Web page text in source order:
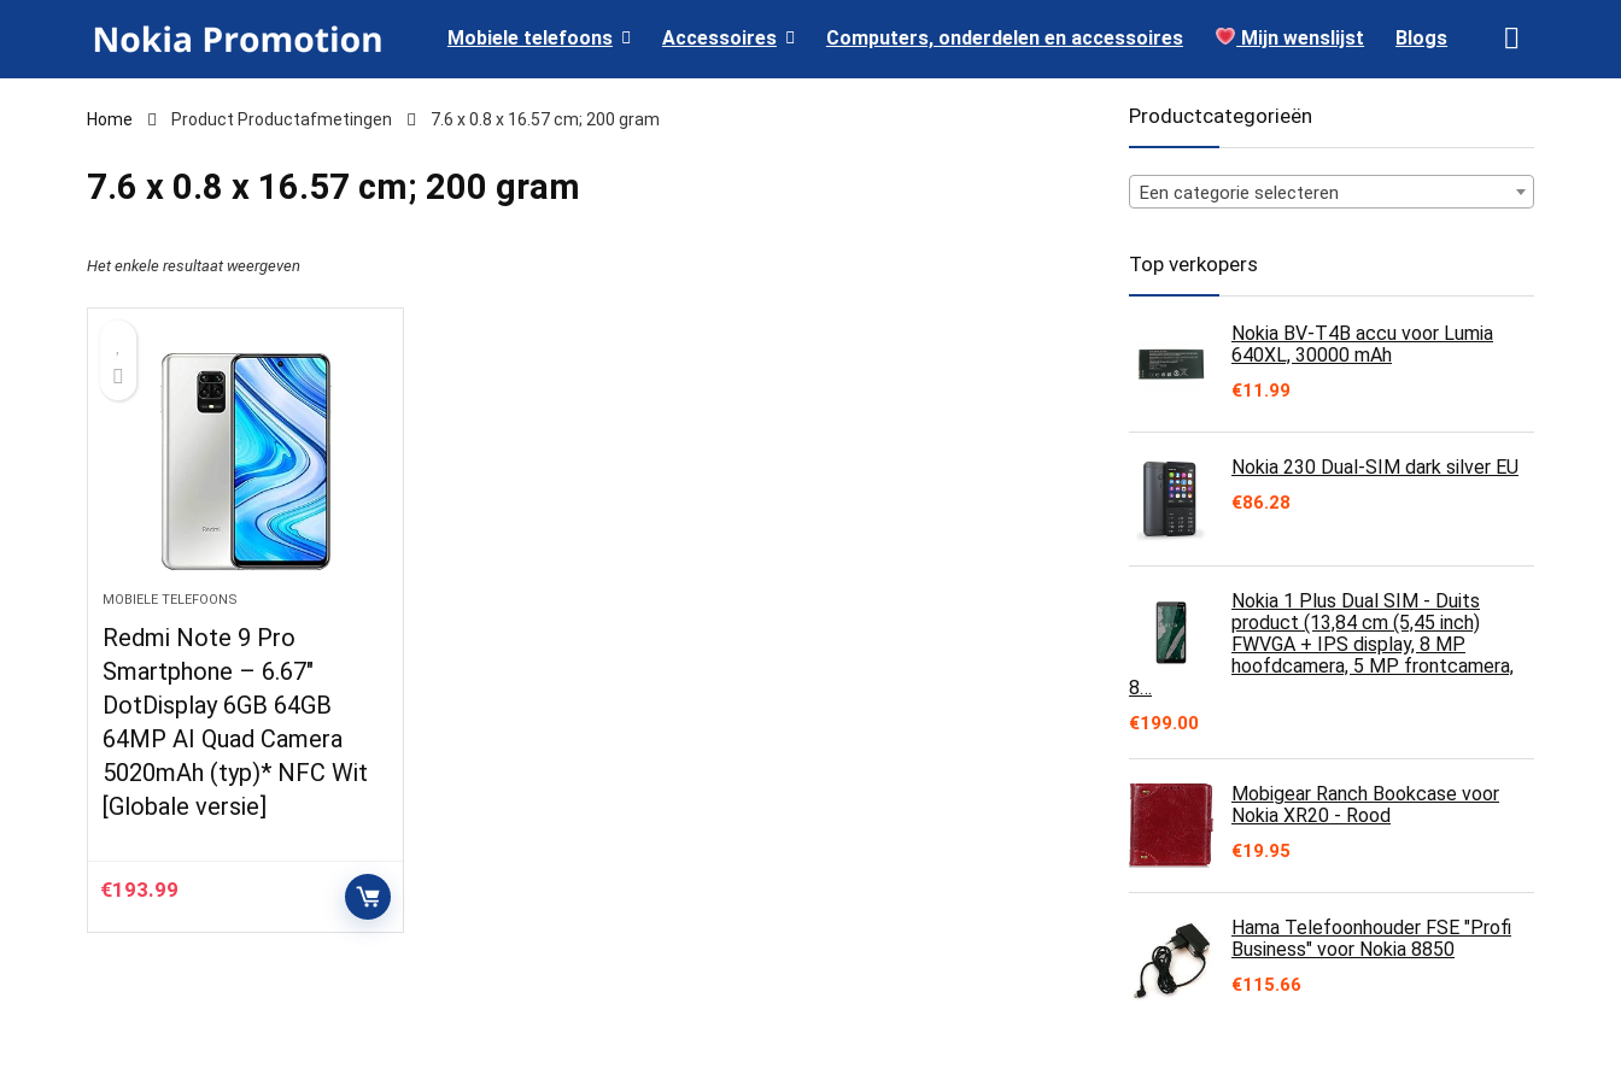
Mobiele telefoons Accessoires Computers, onderdelen en accessoires Mijn wenslijst Blogs
Home Product Productafmetingen ‎7.6 x 0.8 x 16.57 cm; 200 gram
‎7.6 x 0.8 x 16.57 cm; 200 gram
Het enkele resultaat weergeven
MOBIELE TELEFOONS
Redmi Note 9 Pro
Smartphone – 6.67″
DotDisplay 6GB 64GB
64MP AI Quad Camera
5020mAh (typ)* NFC Wit
[Globale versie]
€193.99
Productcategorieën
Een categorie selecteren
Top verkopers
Nokia BV-T4B accu voor Lumia
640XL, 30000 mAh
€11.99
Nokia 230 Dual-SIM dark silver EU
€86.28
Nokia 1 Plus Dual SIM - Duits
product (13,84 cm (5,45 inch)
FWVGA + IPS display, 8 MP
hoofdcamera, 5 MP frontcamera,
8…
€199.00
Mobigear Ranch Bookcase voor
Nokia XR20 - Rood
€19.95
Hama Telefoonhouder FSE "Profi
Business" voor Nokia 8850
€115.66